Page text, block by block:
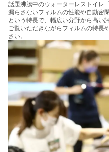
話題沸騰中のウォーターレストイレ
漏らさないフィルムの性能や自動密
という特長で、幅広い分野から高い
ご覧いただきながらフィルムの特長
さい。